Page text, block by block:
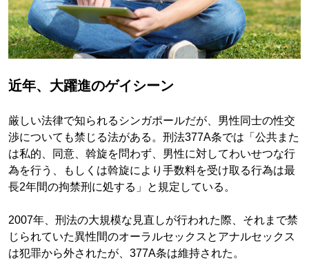
近年、大躍進のゲイシーン
厳しい法律で知られるシンガポールだが、男性同士の性交
渉についても禁じる法がある。刑法377A条では「公共また
は私的、同意、斡旋を問わず、男性に対してわいせつな行
為を行う、もしくは斡旋により手数料を受け取る行為は最
長2年間の拘禁刑に処する」と規定している。
2007年、刑法の大規模な見直しが行われた際、それまで禁
じられていた異性間のオーラルセックスとアナルセックス
は犯罪から外されたが、377A条は維持された。